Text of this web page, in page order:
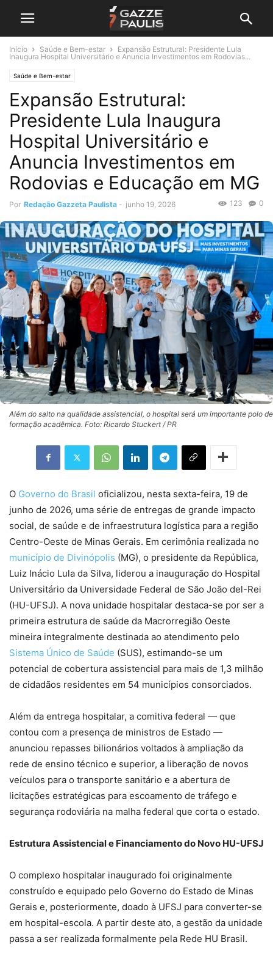
Início Saúde e Bem-estar
Expansão Estrutural: Presidente Lula
Inaugura Hospital Universitário e Anuncia Investimentos em Rodovias...
Saúde e Bem-estar
Expansão Estrutural:
Presidente Lula Inaugura
Hospital Universitário e
Anuncia Investimentos em
Rodovias e Educação em MG
Por Redação Gazzeta Paulista - junho 19, 2026 0
123
Além do salto na qualidade assistencial, o hospital será um importante polo de
formação acadêmica. Foto: Ricardo Stuckert / PR
O Governo do Brasil oficializou, nesta sexta-feira, 19 de
junho de 2026, uma série de entregas de grande impacto
social, de saúde e de infraestrutura logística para a região
Centro-Oeste de Minas Gerais. Em cerimônia realizada no
município de Divinópolis (MG), o presidente da República,
Luiz Inácio Lula da Silva, liderou a inauguração do Hospital
Universitário da Universidade Federal de São João del-Rei
(HU-UFSJ). A nova unidade hospitalar destaca-se por ser a
primeira estrutura de saúde da Macrorregião Oeste
mineira integralmente destinada ao atendimento pelo
Sistema Único de Saúde (SUS), estimando-se um
potencial de cobertura assistencial para mais de 1,3 milhão
de cidadãos residentes em 54 municípios consorciados.
Além da entrega hospitalar, a comitiva federal — que
contou com a presença de ministros de Estado —
anunciou repasses bilionários voltados à ampliação da
rede de ensino técnico e superior, a liberação de novos
veículos para o transporte sanitário e a abertura de
licitações estratégicas para escoamento de tráfego e
segurança rodoviária na malha federal que corta o estado.
Estrutura Assistencial e Financiamento do Novo HU-UFSJ
O complexo hospitalar inaugurado foi originalmente
construído e equipado pelo Governo do Estado de Minas
Gerais e, posteriormente, doado à UFSJ para converter-se
em hospital-escola. A partir deste ato, a gestão da unidade
passa a ser realizada formalmente pela Rede HU Brasil.